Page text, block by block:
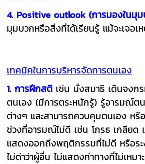
4. Positive outlook (การมองในมุ
มุมบวกหรือสิ่งที่ได้เรียนรู้ แม้จะเจอเ
เทคนิคในการบริหารจัดการตนเอง
1. การฝึกสติ เช่น นั่งสมาธิ เดินจงก
ตนเอง (มีการตระหนักรู้) รู้อารมณ์
ต่างๆ และสามารถควบคุมตนเอง ห
ช่วงที่อารมณ์ไม่ดี เช่น โกรธ เกลียด
แสดงออกถึงพฤติกรรมที่ไม่ดี หรือร
ไม่ด่าว่าผู้อื่น ไม่แสดงท่าทางที่ไม่เหมา